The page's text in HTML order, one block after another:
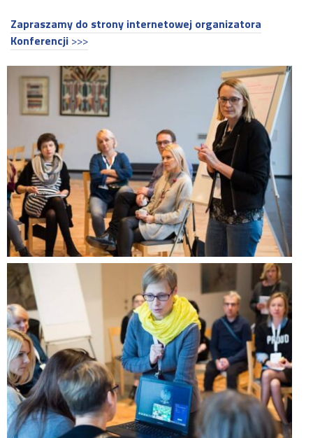
Zapraszamy do strony internetowej organizatora
Konferencji >>>